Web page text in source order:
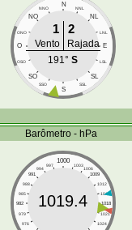
N
NNO NNL
NO NL
ONO LNL
O E
OSO LSL
SO SL
SSO SSL
S
1 2
Vento
Rajada
191°S
Barômetro - hPa
1000
997 1003
994
1006
991
1009
988
1012
985
1015
982
1018
979
1021
976
1024
1019.4